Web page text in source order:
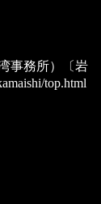
事務所）〔岩
top.html